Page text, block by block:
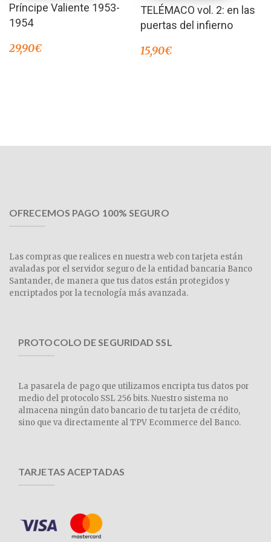
Príncipe Valiente 1953-
1954
29,90€
TELÉMACO vol. 2: en las
puertas del infierno
15,90€
OFRECEMOS PAGO 100% SEGURO
Las compras que realices en nuestra web con tarjeta están
avaladas por el servidor seguro de la entidad bancaria Banco
Santander, de manera que tus datos están protegidos y
encriptados por la tecnología más avanzada.
PROTOCOLO DE SEGURIDAD SSL
La pasarela de pago que utilizamos encripta tus datos por
medio del protocolo SSL 256 bits. Nuestro sistema no
almacena ningún dato bancario de tu tarjeta de crédito,
sino que va directamente al TPV Ecommerce del Banco.
TARJETAS ACEPTADAS